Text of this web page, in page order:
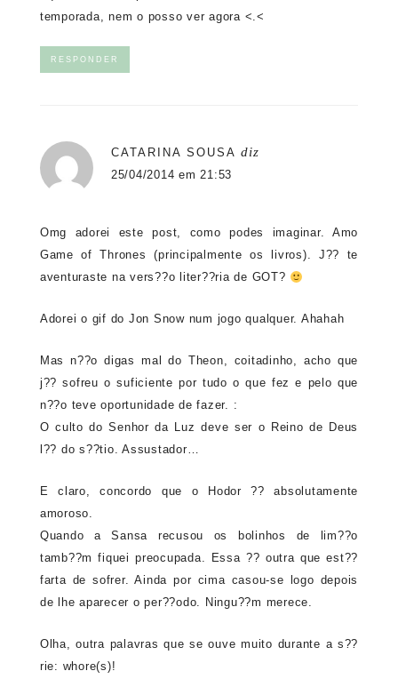
temporada, nem o posso ver agora <.<
RESPONDER
CATARINA SOUSA diz
25/04/2014 em 21:53
Omg adorei este post, como podes imaginar. Amo
Game of Thrones (principalmente os livros). J?? te
aventuraste na vers??o liter??ria de GOT?
Adorei o gif do Jon Snow num jogo qualquer. Ahahah
Mas n??o digas mal do Theon, coitadinho, acho que
j?? sofreu o suficiente por tudo o que fez e pelo que
n??o teve oportunidade de fazer. :
O culto do Senhor da Luz deve ser o Reino de Deus
l?? do s??tio. Assustador…
E claro, concordo que o Hodor ?? absolutamente
amoroso.
Quando a Sansa recusou os bolinhos de lim??o
tamb??m fiquei preocupada. Essa ?? outra que est??
farta de sofrer. Ainda por cima casou-se logo depois
de lhe aparecer o per??odo. Ningu??m merece.
Olha, outra palavras que se ouve muito durante a s??
rie: whore(s)!